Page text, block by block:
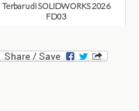
Terbaru di SOLIDWORKS 2026
FD03